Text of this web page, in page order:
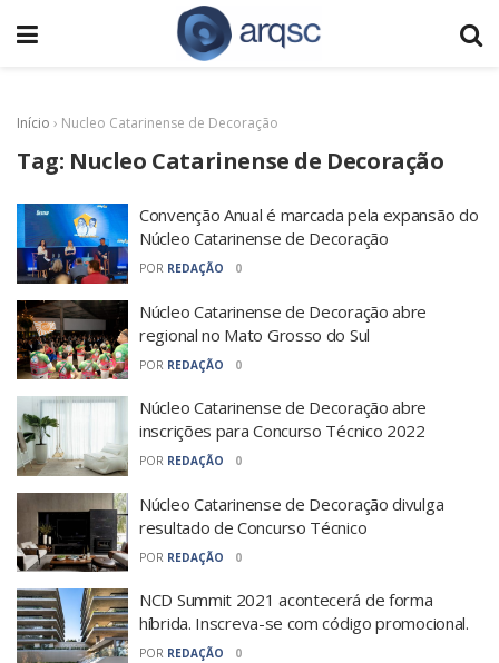
Início › Nucleo Catarinense de Decoração
Tag: Nucleo Catarinense de Decoração
Convenção Anual é marcada pela expansão do
Núcleo Catarinense de Decoração
POR REDAÇÃO 0
Núcleo Catarinense de Decoração abre
regional no Mato Grosso do Sul
POR REDAÇÃO 0
Núcleo Catarinense de Decoração abre
inscrições para Concurso Técnico 2022
POR REDAÇÃO 0
Núcleo Catarinense de Decoração divulga
resultado de Concurso Técnico
POR REDAÇÃO 0
NCD Summit 2021 acontecerá de forma
híbrida. Inscreva-se com código promocional.
POR REDAÇÃO 0